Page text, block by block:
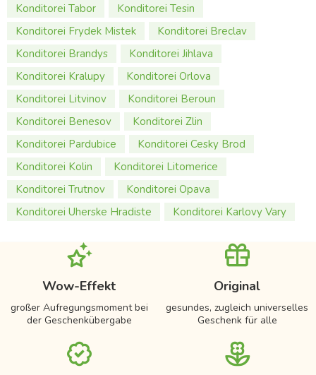
Konditorei Tabor
Konditorei Tesin
Konditorei Frydek Mistek
Konditorei Breclav
Konditorei Brandys
Konditorei Jihlava
Konditorei Kralupy
Konditorei Orlova
Konditorei Litvinov
Konditorei Beroun
Konditorei Benesov
Konditorei Zlin
Konditorei Pardubice
Konditorei Cesky Brod
Konditorei Kolin
Konditorei Litomerice
Konditorei Trutnov
Konditorei Opava
Konditorei Uherske Hradiste
Konditorei Karlovy Vary
Wow-Effekt
großer Aufregungsmoment bei
der Geschenkübergabe
Original
gesundes, zugleich universelles
Geschenk für alle